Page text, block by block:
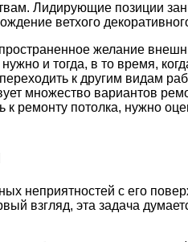
Лидирующие позиции
ветхого
желание
и тогда, в то время,
к другим видам
множество вариантов
ремонту потолка, нужно
неприятностей с его
взгляд, эта задача